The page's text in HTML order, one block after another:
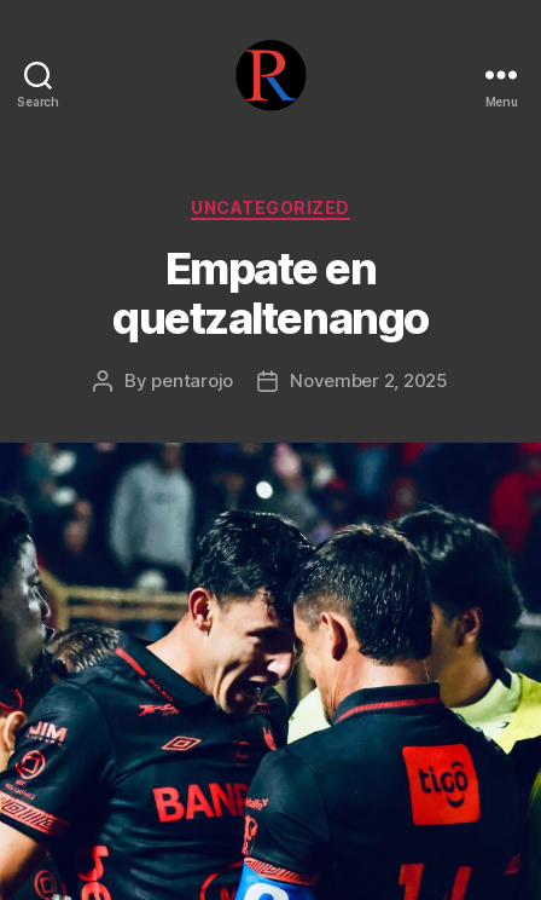
Search Menu
Categories
UNCATEGORIZED
Empate en
quetzaltenango
Post
By pentarojo
PostNovember 2, 2025